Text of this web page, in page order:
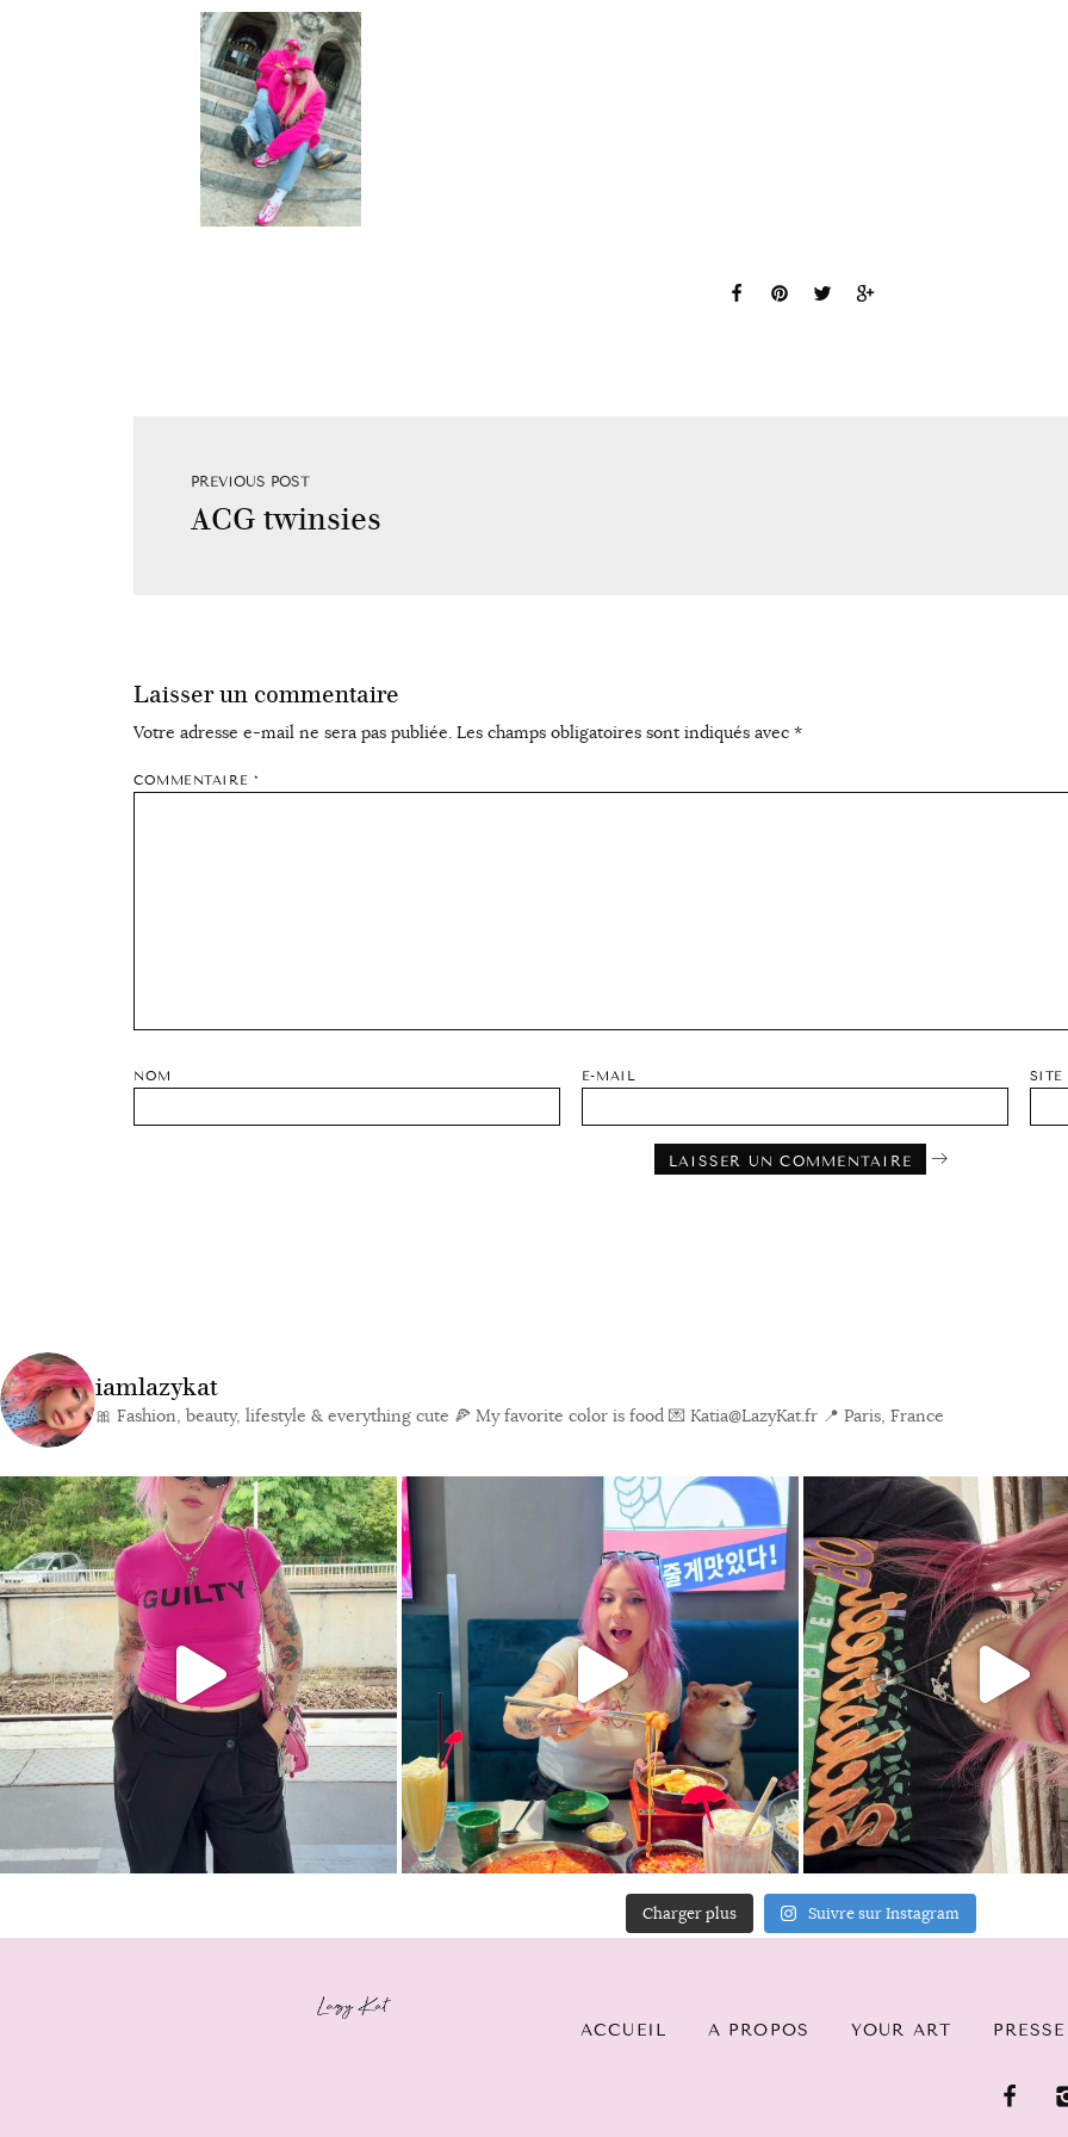
PREVIOUS POST
ACG twinsies
Laisser un commentaire
Votre adresse e-mail ne sera pas publiée. Les champs obligatoires sont indiqués avec *
COMMENTAIRE *
NOM E-MAIL SITE
iamlazykat
🎀 Fashion, beauty, lifestyle & everything cute 🍕 My favorite color is food 💌 Katia@LazyKat.fr 📍 Paris, France
Charger plus Suivre sur Instagram
ACCUEIL A PROPOS YOUR ART PRESSE